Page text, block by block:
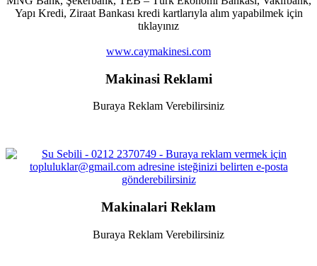
Yapı Kredi, Ziraat Bankası kredi kartlarıyla alım yapabilmek için
tıklayınız
www.caymakinesi.com
Makinasi Reklami
Buraya Reklam Verebilirsiniz
Makinalari Reklam
Buraya Reklam Verebilirsiniz